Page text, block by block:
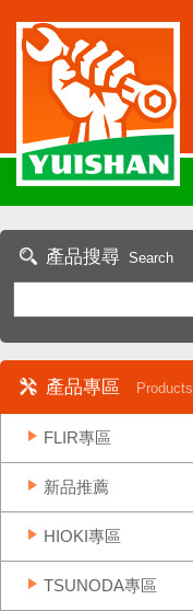
產品搜尋 Search
產品專區 Products
FLIR專區
新品推薦
HIOKI專區
TSUNODA專區